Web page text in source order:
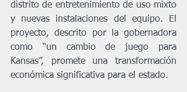
distrito de entretenimiento de uso mixto
y nuevas instalaciones del equipo. El
proyecto, descrito por la gobernadora
como “un cambio de juego para
Kansas”, promete una transformación
económica significativa para el estado.